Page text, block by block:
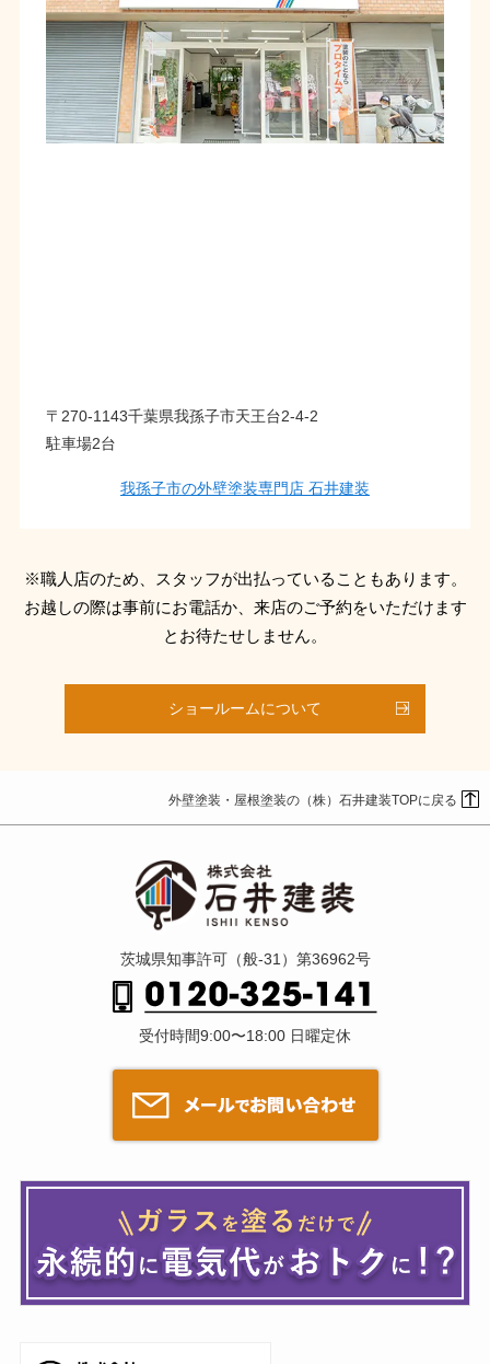
〒270-1143千葉県我孫子市天王台2-4-2
駐車場2台
我孫子市の外壁塗装専門店 石井建装
※職人店のため、スタッフが出払っていることもあります。
お越しの際は事前にお電話か、来店のご予約をいただけます
とお待たせしません。
ショールームについて
外壁塗装・屋根塗装の（株）石井建装TOPに戻る
茨城県知事許可（般-31）第36962号
受付時間9:00〜18:00 日曜定休